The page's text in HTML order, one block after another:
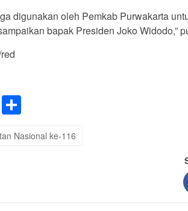
digunakan oleh Pemkab Purwakarta
bapak Presiden Joko Widodo,”
WhatsApp
Nasional ke-116